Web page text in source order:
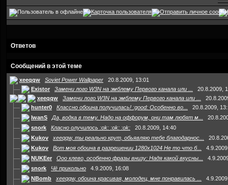
Ответов
Сообщений в этой теме
xeeqqw Soviet Power Wallpaper
20.8.2009, 13:01
Existor
Замени лого W3N на эмблему Первого канала или ...
20.8.2009,
xeeqqw
Замени лого W3N на эмблему Первого канала или ...
hunter0
Классно обоина получилась! :good: Особенно во...
20.8.2009,
IwanS
Да, водка в тему. Надо на оффорум, они там любят м...
snork
Класно олучилось :ok: :ok: :ok:
20.8.2009, 14:40
Kukov
xeeqqw, ты реально крут, обьявляю тебе благодарнос...
Kukov
Вот моя обоина в разрешении 1280х1024 Не то что б...
NUKEer
Ооо клево, особенно фразы внизу: Надя какой вкусны...
snork
Чё прикольно
4.9.2009, 16:08
NBomb
xeeqqw, обоина красивая, молодец, мне понравилась ...